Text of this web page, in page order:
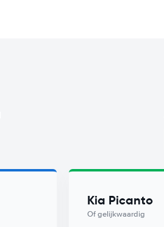
Kia Picanto
Of gelijkwaardig